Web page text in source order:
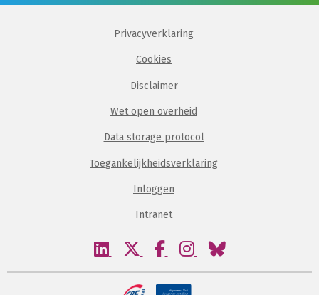
Privacyverklaring
Cookies
Disclaimer
Wet open overheid
Data storage protocol
Toegankelijkheidsverklaring
Inloggen
Intranet
Bezoek
linkedin
Bezoek
twitter
Bezoek
facebook
Bezoek
instagram
Bezoek